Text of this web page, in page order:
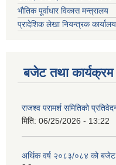
भौतिक पूर्वाधार विकास मन्त्रालय
प्रादेशिक लेखा नियन्त्रक कार्यालय
बजेट तथा कार्यक्रम
राजश्व परामर्श समितिको
मिति: 06/25/2026 - 13:22
अर्थिक वर्ष २०८३/०८४ को